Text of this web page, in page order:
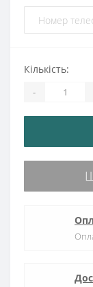
Кількість:
-